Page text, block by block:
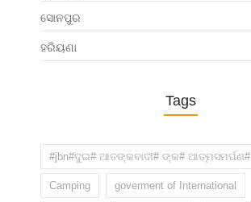
ସୋନପୁର
ହରିୟଣା
Tags
#jbn#ଦୁଇ# ଆତଙ୍କବାଦୀ# ଙ୍କ# ଆତ୍ମସମର୍ପଣ#
Camping goverment of International